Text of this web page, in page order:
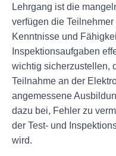
Lehrgang ist die
verfügen die
Kenntnisse und
Inspektionsaufgaben
wichtig sicherzustellen,
Teilnahme an der
angemessene
dazu bei, Fehler zu
der Test- und
wird.